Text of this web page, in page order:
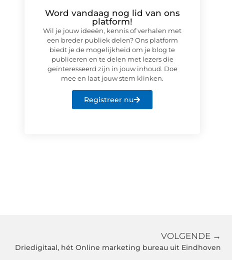
Word vandaag nog lid van ons
platform!
Wil je jouw ideeën, kennis of verhalen met
een breder publiek delen? Ons platform
biedt je de mogelijkheid om je blog te
publiceren en te delen met lezers die
geïnteresseerd zijn in jouw inhoud. Doe
mee en laat jouw stem klinken.
Registreer nu
VOLGENDE →
Driedigitaal, hét Online marketing bureau uit Eindhoven